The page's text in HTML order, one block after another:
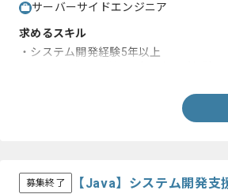
サーバーサイドエンジニア
求めるスキル
・システム開発経験5年以上
募集終了 【Java】システム開発